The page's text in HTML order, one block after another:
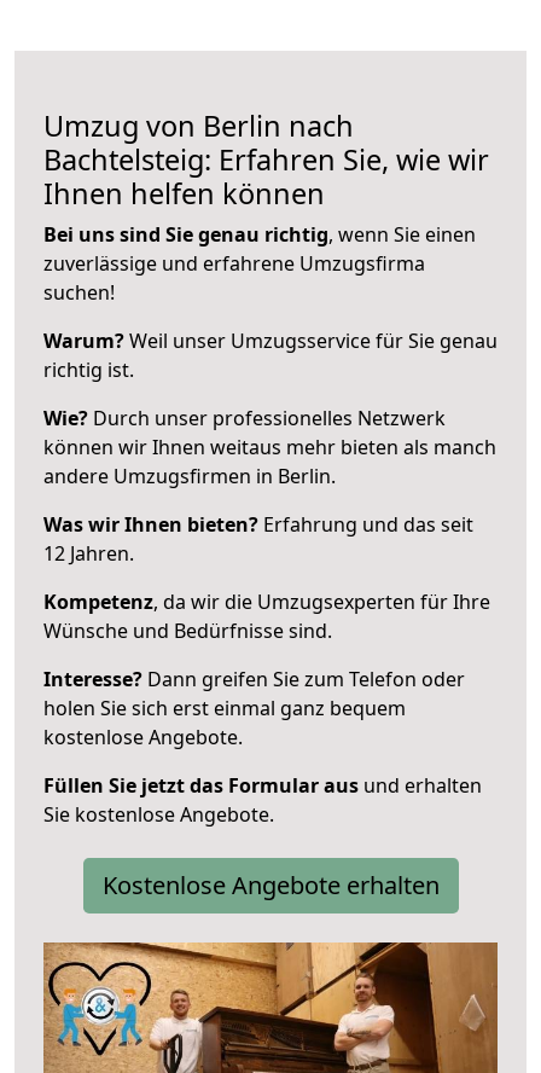
Umzug von Berlin nach
Bachtelsteig: Erfahren Sie, wie wir
Ihnen helfen können
Bei uns sind Sie genau richtig, wenn Sie einen
zuverlässige und erfahrene Umzugsfirma
suchen!
Warum?Weil unser Umzugsservice für Sie genau
richtig ist.
Wie? Durch unser professionelles Netzwerk
können wir Ihnen weitaus mehr bieten als manch
andere Umzugsfirmen in Berlin.
Was wir Ihnen bieten? Erfahrung und das seit
12 Jahren.
Kompetenz, da wir die Umzugsexperten für Ihre
Wünsche und Bedürfnisse sind.
Interesse? Dann greifen Sie zum Telefon oder
holen Sie sich erst einmal ganz bequem
kostenlose Angebote.
Füllen Sie jetzt das Formular aus und erhalten
Sie kostenlose Angebote.
Kostenlose Angebote erhalten